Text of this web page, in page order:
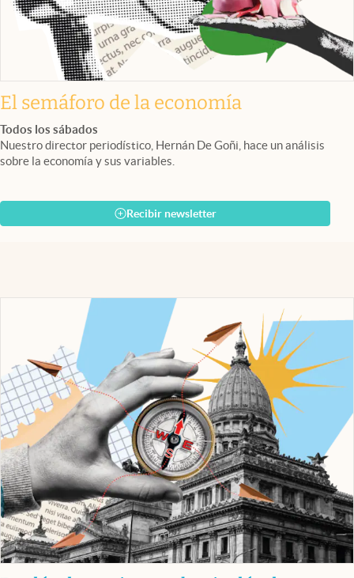
El semáforo de la economía
Todos los sábados
Nuestro director periodístico, Hernán De Goñi, hace un análisis
sobre la economía y sus variables.
Recibir newsletter